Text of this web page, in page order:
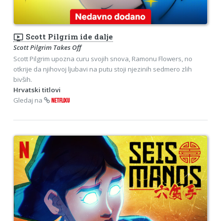
ondemand_video Scott Pilgrim ide dalje
Scott Pilgrim Takes Off
Scott Pilgrim upozna curu svojih snova, Ramonu Flowers, no
otkrije da njihovoj ljubavi na putu stoji njezinih sedmero zlih
bivših.
Hrvatski titlovi
Gledaj na
NETFLIXU